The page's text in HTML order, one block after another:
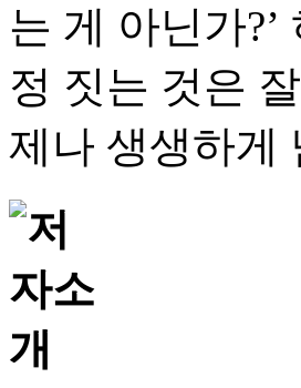
는 게 아닌가
정 짓는 것은
제나 생생하게